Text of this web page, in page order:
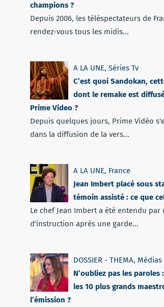
champions ?
Depuis 2006, les téléspectateurs de
rendez-vous tous les midis...
A LA UNE, Séries Tv
C’est quoi Sandokan,
dont le remake est
Prime Video ?
Depuis quelques jours, Prime Vidéo
dans la diffusion de la vers...
A LA UNE, France
Jean Imbert placé sous
témoin assisté : ce que
Le chef Jean Imbert a été entendu par
d'instruction après une garde...
DOSSIER - THEMA, Médias
N’oubliez pas les paroles
les 10 plus grands
l’émission ?